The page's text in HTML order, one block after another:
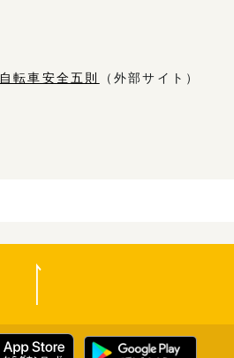
自転車安全五則
（外部サイト）